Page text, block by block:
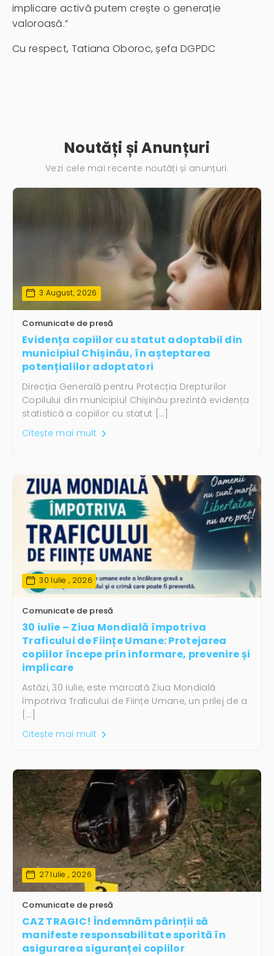
implicare activă putem crește o generație
valoroasă.”
Cu respect, Tatiana Oboroc, șefa DGPDC
Noutăți și Anunțuri
Vezi cele mai recente noutăți și anunțuri.
3 August, 2026
Comunicate de presă
Evidența copiilor cu statut adoptabil din
municipiul Chișinău, în așteptarea
potențialilor adoptatori
Direcția Generală pentru Protecția Drepturilor
Copilului din municipiul Chișinău prezintă evidența
statistică a copiilor cu statut […]
Citește mai mult
30 Iulie , 2026
Comunicate de presă
30 iulie – Ziua Mondială împotriva
Traficului de Ființe Umane: Protejarea
copiilor începe prin informare, prevenire și
implicare
Astăzi, 30 iulie, este marcată Ziua Mondială
împotriva Traficului de Ființe Umane, un prilej de a
[…]
Citește mai mult
27 Iulie , 2026
Comunicate de presă
CAZ TRAGIC! Îndemnăm părinții să
manifeste responsabilitate sporită în
asigurarea siguranței copiilor